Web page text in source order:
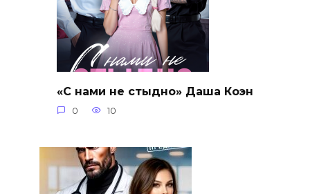
«С нами не стыдно» Даша Коэн
0 10